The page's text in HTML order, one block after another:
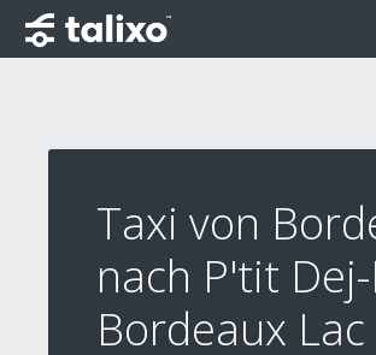
Taxi von
nach P'tit
Bordeaux Lac